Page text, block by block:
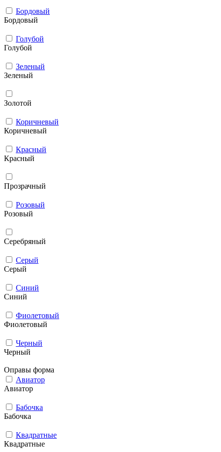
Бордовый
Бордовый
Голубой
Голубой
Зеленый
Зеленый
Золотой
Коричневый
Коричневый
Красный
Красный
Прозрачный
Розовый
Розовый
Серебряный
Серый
Серый
Синий
Синий
Фиолетовый
Фиолетовый
Черный
Черный
Оправы форма
Авиатор
Авиатор
Бабочка
Бабочка
Квадратные
Квадратные